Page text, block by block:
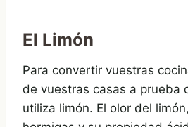
El Limón
Para convertir vuestras
de vuestras casas a prueba
utiliza limón. El olor del